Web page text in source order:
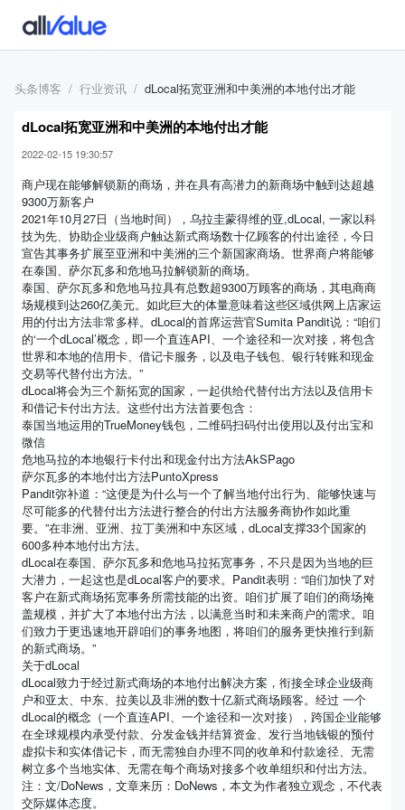
头条博客 行业资讯 dLocal拓宽亚洲和中美洲的本地付出才能
dLocal拓宽亚洲和中美洲的本地付出才能
2022-02-15 19:30:57
商户现在能够解锁新的商场，并在具有高潜力的新商场中触到达超越
9300万新客户
2021年10月27日（当地时间），乌拉圭蒙得维的亚,dLocal, 一家以科
技为先、协助企业级商户触达新式商场数十亿顾客的付出途径，今日
宣告其事务扩展至亚洲和中美洲的三个新国家商场。世界商户将能够
在泰国、萨尔瓦多和危地马拉解锁新的商场。
泰国、萨尔瓦多和危地马拉具有总数超9300万顾客的商场，其电商商
场规模到达260亿美元。如此巨大的体量意味着这些区域供网上店家运
用的付出方法非常多样。dLocal的首席运营官Sumita Pandit说：“咱们
的‘一个dLocal’概念，即一个直连API、一个途径和一次对接，将包含
世界和本地的信用卡、借记卡服务，以及电子钱包、银行转账和现金
交易等代替付出方法。”
dLocal将会为三个新拓宽的国家，一起供给代替付出方法以及信用卡
和借记卡付出方法。这些付出方法首要包含：
泰国当地运用的TrueMoney钱包，二维码扫码付出使用以及付出宝和
微信
危地马拉的本地银行卡付出和现金付出方法AkSPago
萨尔瓦多的本地付出方法PuntoXpress
Pandit弥补道：“这便是为什么与一个了解当地付出行为、能够快速与
尽可能多的代替付出方法进行整合的付出方法服务商协作如此重
要。”在非洲、亚洲、拉丁美洲和中东区域，dLocal支撑33个国家的
600多种本地付出方法。
dLocal在泰国、萨尔瓦多和危地马拉拓宽事务，不只是因为当地的巨
大潜力，一起这也是dLocal客户的要求。Pandit表明：“咱们加快了对
客户在新式商场拓宽事务所需技能的出资。咱们扩展了咱们的商场掩
盖规模，并扩大了本地付出方法，以满意当时和未来商户的需求。咱
们致力于更迅速地开辟咱们的事务地图，将咱们的服务更快推行到新
的新式商场。”
关于dLocal
dLocal致力于经过新式商场的本地付出解决方案，衔接全球企业级商
户和亚太、中东、拉美以及非洲的数十亿新式商场顾客。经过 一个
dLocal的概念（一个直连API、一个途径和一次对接），跨国企业能够
在全球规模内承受付款、分发金钱并结算资金、发行当地钱银的预付
虚拟卡和实体借记卡，而无需独自办理不同的收单和付款途径、无需
树立多个当地实体、无需在每个商场对接多个收单组织和付出方法。
注：文/DoNews，文章来历：DoNews，本文为作者独立观念，不代表
交际媒体态度。